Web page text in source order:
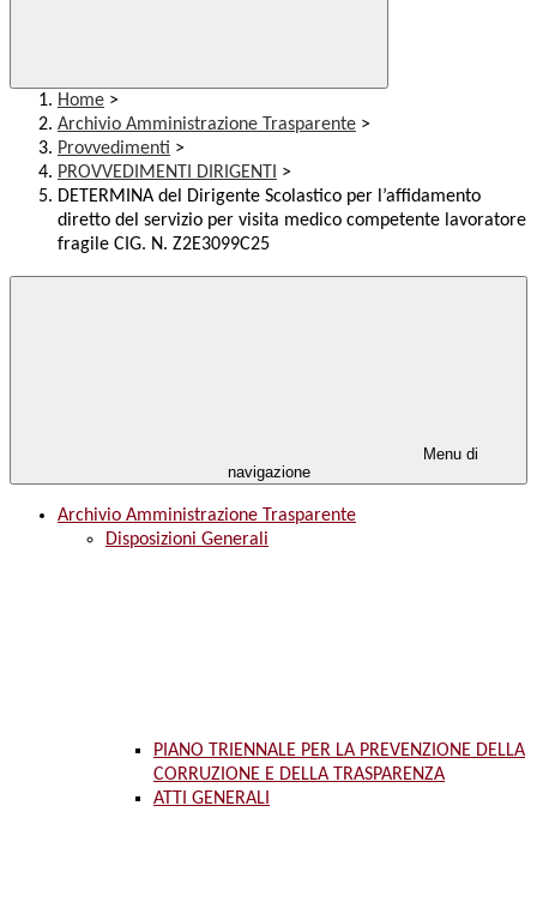
Home >
Archivio Amministrazione Trasparente >
Provvedimenti >
PROVVEDIMENTI DIRIGENTI >
DETERMINA del Dirigente Scolastico per l’affidamento
diretto del servizio per visita medico competente lavoratore
fragile CIG. N. Z2E3099C25
Menu di
navigazione
Archivio Amministrazione Trasparente
Disposizioni Generali
PIANO TRIENNALE PER LA PREVENZIONE DELLA
CORRUZIONE E DELLA TRASPARENZA
ATTI GENERALI